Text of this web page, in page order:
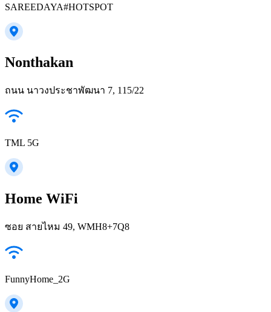
SAREEDAYA#HOTSPOT
Nonthakan
ถนน นาวงประชาพัฒนา 7, 115/22
TML 5G
Home WiFi
ซอย สายไหม 49, WMH8+7Q8
FunnyHome_2G